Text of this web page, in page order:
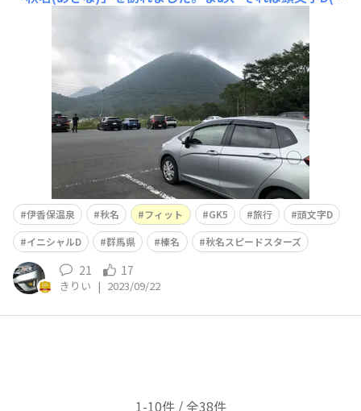
ニシャルD)での架空の地名で、モデルとなっているのは
渋川市の「榛名(はるな)」です。「榛名湖」から「伊香保
(いかほ)温泉」へ下る峠道が、所謂「秋名の下り」と呼ば
れています。(上のアイキャッチ画像は、榛名湖駐車場か
ら臨む榛名山です。)榛名
伊香保温泉 秋名 フィット GK5 旅行
頭文字D
イニシャルD
群馬県 榛名 秋名スピードスターズ
21 17
きりい | 2023/09/22
1-10件 / 全38件